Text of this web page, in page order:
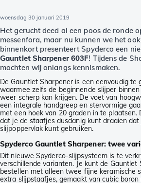
woensdag 30 januari 2019
Het gerucht deed al een poos de ronde
messenfora, maar nu kunnen we het
binnenkort presenteert Spyderco een
Gauntlet Sharpener 603F! Tijdens de
mochten wij onlangs kennismaken.
De Gauntlet Sharpener is een eenvoudig te
waarmee zelfs de beginnende slijper
weer scherp kan krijgen. De voet van
een integrale handgreep en stervormige
met een hoek van 20 graden in te plaatsen.
dat je de staafjes dusdanig kunt draaien dat
slijpoppervlak kunt gebruiken.
Spyderco Gauntlet Sharpener: twee
Dit nieuwe Spyderco-slijpsysteem is te
verschillende varianten. Je kunt de Gauntlet
bestellen met alleen twee fijne keramische
extra slijpstaafjes, gemaakt van cubic boron